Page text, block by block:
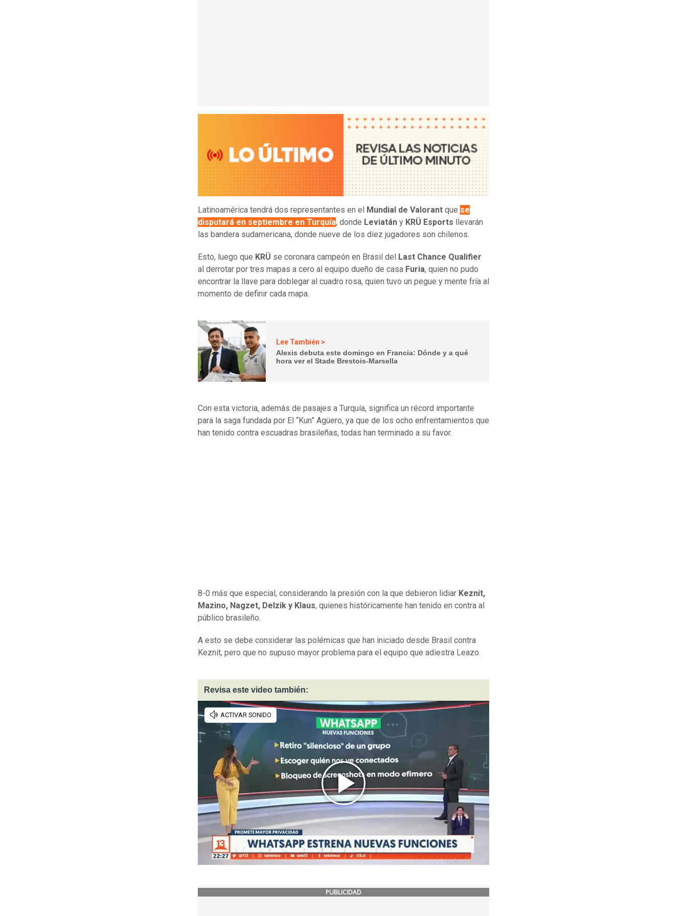
Latinoamérica tendrá dos representantes en el Mundial de Valorant que se
disputará en septiembre en Turquía, donde Leviatán y KRÜ Esports llevarán
las bandera sudamericana, donde nueve de los diez jugadores son chilenos.
Esto, luego que KRÜ se coronara campeón en Brasil del
Last Chance Qualifier
al derrotar por tres mapas a cero al equipo dueño de casa Furia, quien no pudo
encontrar la llave para doblegar al cuadro rosa, quien tuvo un pegue y mente fría al
momento de definir cada mapa.
Lee También >
Alexis debuta este domingo en Francia: Dónde y a qué
hora ver el Stade Brestois-Marsella
Con esta victoria, además de pasajes a Turquía, significa un récord importante
para la saga fundada por El “Kun” Agüero, ya que de los ocho enfrentamientos que
han tenido contra escuadras brasileñas, todas han terminado a su favor.
8-0 más que especial, considerando la presión con la que debieron lidiar Keznit,
Mazino, Nagzet, Delzik y Klaus, quienes históricamente han tenido en contra al
público brasileño.
A esto se debe considerar las polémicas que han iniciado desde Brasil contra
Keznit, pero que no supuso mayor problema para el equipo que adiestra Leazo.
Revisa este video también:
PUBLICIDAD